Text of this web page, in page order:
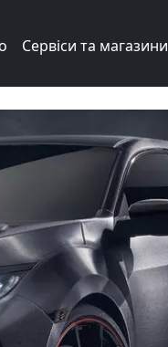
Сервіси та магазини